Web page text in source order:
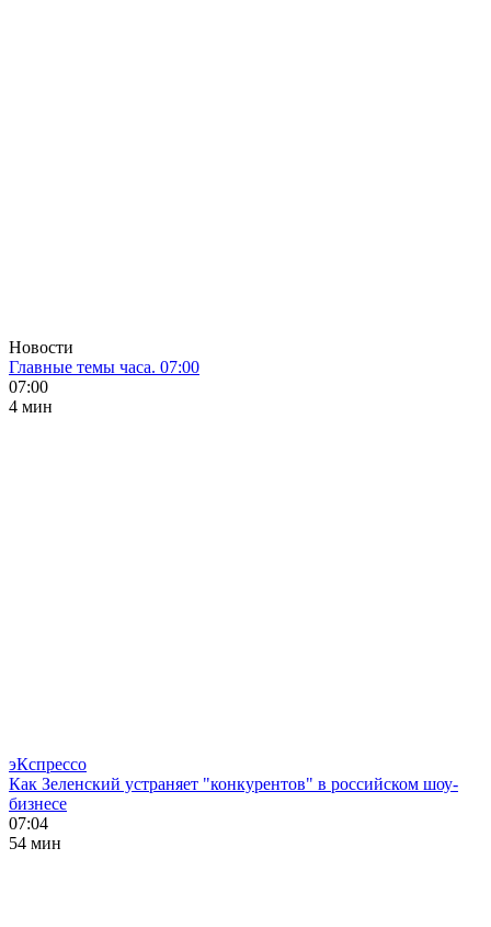
Новости
Главные темы часа. 07:00
07:00
4 мин
эКспрессо
Как Зеленский устраняет "конкурентов" в российском шоу-
бизнесе
07:04
54 мин